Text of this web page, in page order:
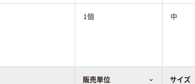
販売単位 サイズ
1個 中